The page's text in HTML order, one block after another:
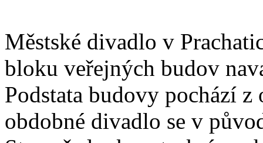
Městské divadlo v
bloku veřejných budov
Podstata budovy pochází
obdobné divadlo se v